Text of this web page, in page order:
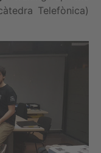
Telefònica)